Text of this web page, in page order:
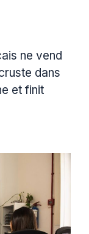
ne vend
dans
et finit